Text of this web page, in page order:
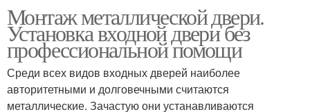
Монтаж металлической двери.
Установка входной двери без
профессиональной помощи
Среди всех видов входных дверей наиболее
авторитетными и долговечными считаются
металлические. Зачастую они устанавливаются